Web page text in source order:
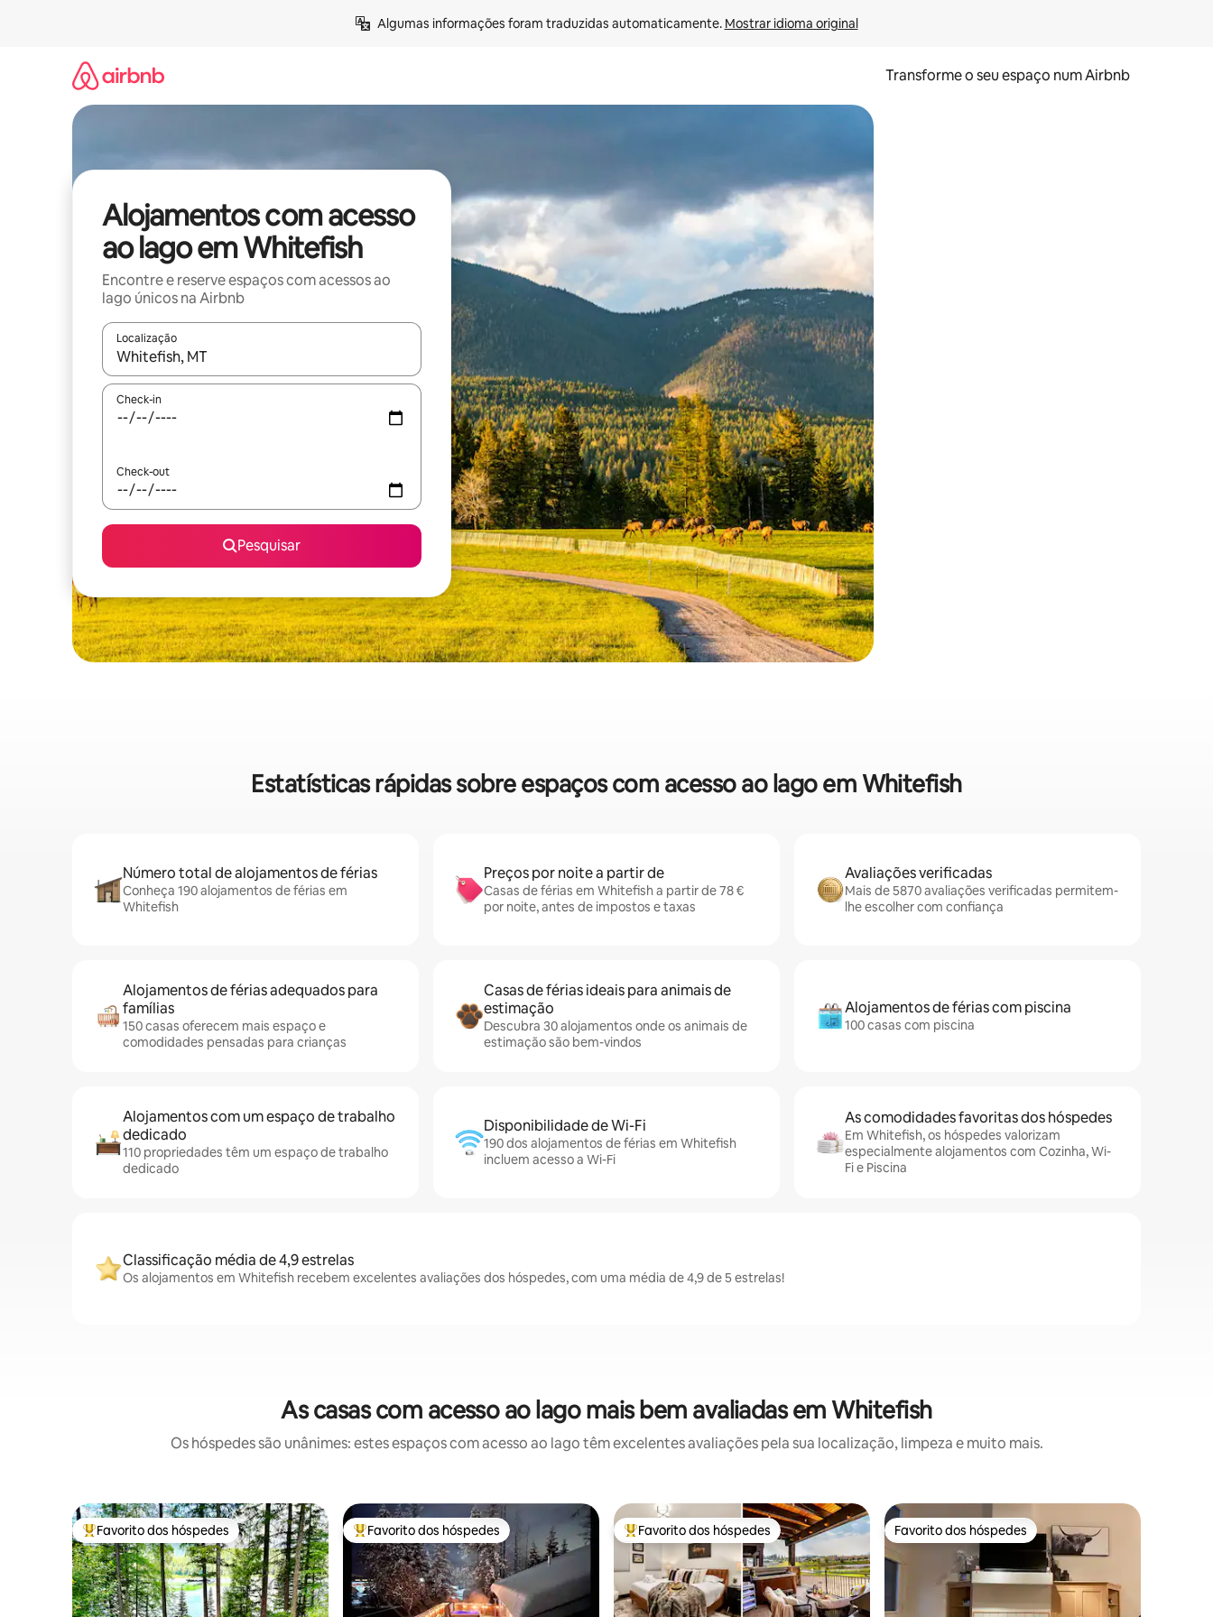
Algumas informações foram traduzidas automaticamente. Mostrar idioma original
Transforme o seu espaço num Airbnb
Alojamentos com acesso
ao lago em Whitefish
Encontre e reserve espaços com acessos ao
lago únicos na Airbnb
Localização
Quando os resultados estiverem disponíveis, navegue com as teclas de seta para cima e para baixo ou explore com gestos de toque ou deslize.
Check-in
Check-out
Pesquisar
Estatísticas rápidas sobre espaços com acesso ao lago em Whitefish
Número total de alojamentos de férias
Conheça 190 alojamentos de férias em
Whitefish
Preços por noite a partir de
Casas de férias em Whitefish a partir de 78 €
por noite, antes de impostos e taxas
Avaliações verificadas
Mais de 5870 avaliações verificadas permitem-
lhe escolher com confiança
Alojamentos de férias adequados para
famílias
150 casas oferecem mais espaço e
comodidades pensadas para crianças
Casas de férias ideais para animais de
estimação
Descubra 30 alojamentos onde os animais de
estimação são bem-vindos
Alojamentos de férias com piscina
100 casas com piscina
Alojamentos com um espaço de trabalho
dedicado
110 propriedades têm um espaço de trabalho
dedicado
Disponibilidade de Wi-Fi
190 dos alojamentos de férias em Whitefish
incluem acesso a Wi-Fi
As comodidades favoritas dos hóspedes
Em Whitefish, os hóspedes valorizam
especialmente alojamentos com Cozinha, Wi-
Fi e Piscina
Classificação média de 4,9 estrelas
Os alojamentos em Whitefish recebem excelentes avaliações dos hóspedes, com uma média de 4,9 de 5 estrelas!
As casas com acesso ao lago mais bem avaliadas em Whitefish
Os hóspedes são unânimes: estes espaços com acesso ao lago têm excelentes avaliações pela sua localização, limpeza e muito mais.
Favoritos dos hóspedes mais apreciados
Favorito dos hóspedes Favoritos dos hóspedes mais apreciados
Favorito dos hóspedes Favoritos dos hóspedes mais apreciados
Favorito dos hóspedes Favorito dos hóspedes
Favorito dos hóspedes